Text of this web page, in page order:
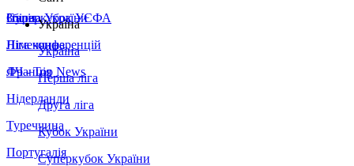
Збірна України
Італія
Німеччина
Франція
Нідерланди
Туреччина
Португалія
Суперкубок УЄФА
Ліга конференцій
ЛЧ - Top News
Україна
Україна
Перша ліга
Друга ліга
Кубок України
Суперкубок України